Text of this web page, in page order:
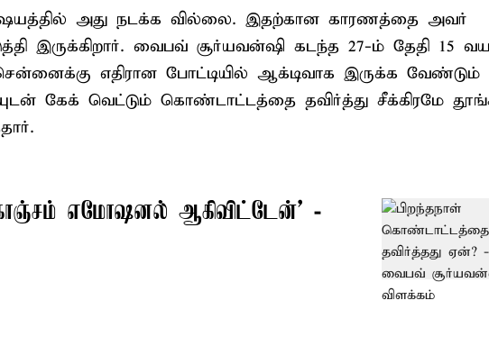
அது நடக்க வில்லை. இதற்கான காரணத்தை அவர்
இருக்கிறார். வைபவ் சூர்யவன்ஷி கடந்த 27-ம் தேதி 15
எதிரான போட்டியில் ஆக்டிவாக இருக்க வேண்டும்
கேக் வெட்டும் கொண்டாட்டத்தை தவிர்த்து சீக்கிரமே
எமோஷனல் ஆகிவிட்டேன்’ -